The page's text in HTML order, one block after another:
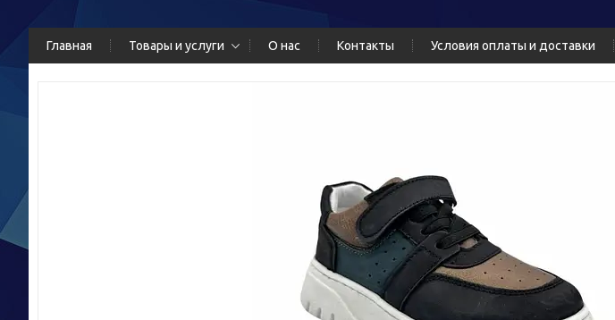
Главная Товары и услуги О нас Контакты Условия оплаты и доставки